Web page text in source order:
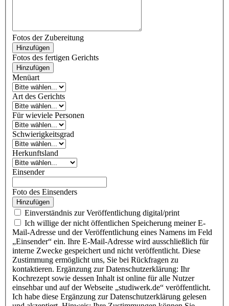
Fotos der Zubereitung
Hinzufügen
Fotos des fertigen Gerichts
Hinzufügen
Menüart
Art des Gerichts
Für wieviele Personen
Schwierigkeitsgrad
Herkunftsland
Einsender
Foto des Einsenders
Hinzufügen
Einverständnis zur Veröffentlichung digital/print
Ich willige der nicht öffentlichen Speicherung meiner E-
Mail-Adresse und der Veröffentlichung eines Namens im Feld
„Einsender“ ein. Ihre E-Mail-Adresse wird ausschließlich für
interne Zwecke gespeichert und nicht veröffentlicht. Diese
Zustimmung ermöglicht uns, Sie bei Rückfragen zu
kontaktieren. Ergänzung zur Datenschutzerklärung: Ihr
Kochrezept sowie dessen Inhalt ist online für alle Nutzer
einsehbar und auf der Webseite „studiwerk.de“ veröffentlicht.
Ich habe diese Ergänzung zur Datenschutzerklärung gelesen